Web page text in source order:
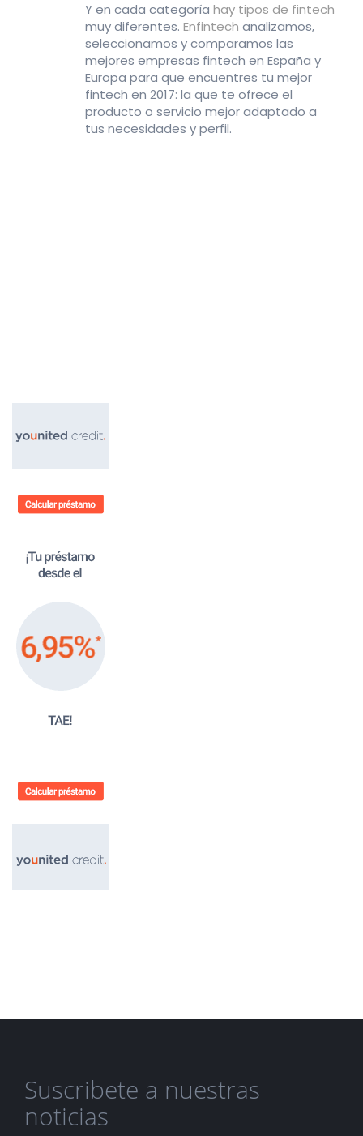
Y en cada categoría hay tipos de fintech
muy diferentes. Enfintech analizamos,
seleccionamos y comparamos las
mejores empresas fintech en España y
Europa para que encuentres tu mejor
fintech en 2017: la que te ofrece el
producto o servicio mejor adaptado a
tus necesidades y perfil.
Suscribete a nuestras
noticias